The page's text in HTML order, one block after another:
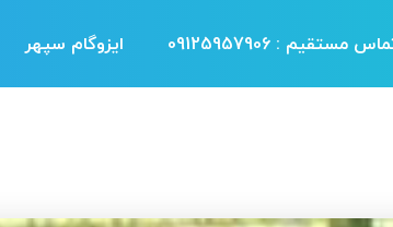
مستقیم : 09125957906 ایزوگام سپهر